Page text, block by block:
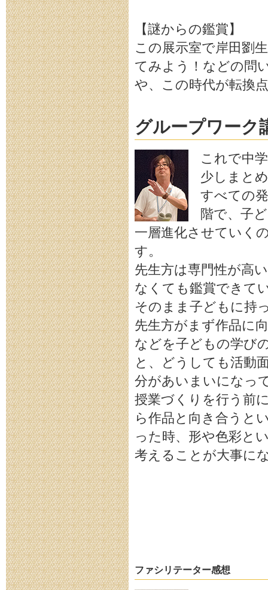
【謎からの鑑賞】
この展示室で岸田劉
てみよう！などの問
や、この時代が転換
グループワーク
これで中
少しまと
すべての
階で、子
一層進化させていく
す。
先生方は専門性が高
なくても鑑賞できて
そのまま子どもに持
先生方がまず作品に
などを子どもの学び
と、どうしても活動
分があいまいになっ
授業づくりを行う前
ら作品と向き合うと
った時、形や色彩と
考えることが大事に
ファシリテーター感想